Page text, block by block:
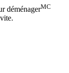
déménagerMC